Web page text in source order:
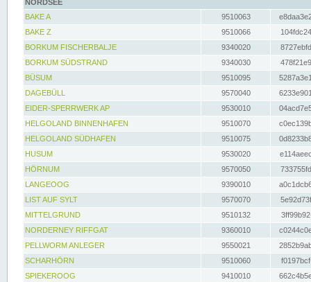
NORDSEE
BAKE A
9510063
BAKE Z
9510066
BORKUM FISCHERBALJE
9340020
BORKUM SÜDSTRAND
9340030
BÜSUM
9510095
DAGEBÜLL
9570040
EIDER-SPERRWERK AP
9530010
HELGOLAND BINNENHAFEN
9510070
HELGOLAND SÜDHAFEN
9510075
HUSUM
9530020
HÖRNUM
9570050
LANGEOOG
9390010
LIST AUF SYLT
9570070
MITTELGRUND
9510132
NORDERNEY RIFFGAT
9360010
PELLWORM ANLEGER
9550021
SCHARHÖRN
9510060
SPIEKEROOG
9410010